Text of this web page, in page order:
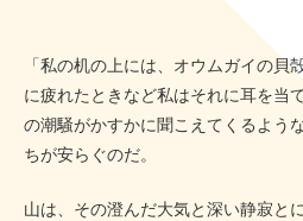
「私の机の上には、オウムガイの貝
に疲れたときなど私はそれに耳を当
の潮騒がかすかに聞こえてくるよう
ちが安らぐのだ。
山は、その澄んだ大気と深い静寂と